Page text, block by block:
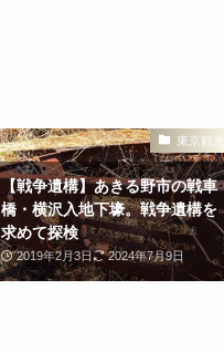
東京観光
【戦争遺構】あきる野市の戦車
橋・横沢入地下壕。戦争遺構を
求めて探検
2019年2月3日 2024年7月9日